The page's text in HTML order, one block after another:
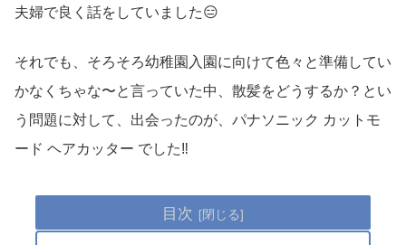
夫婦で良く話をしていました😑
それでも、そろそろ幼稚園入園に向けて色々と準備してい
かなくちゃな〜と言っていた中、散髪をどうするか？とい
う問題に対して、出会ったのが、パナソニック カットモ
ード ヘアカッター でした‼️
目次